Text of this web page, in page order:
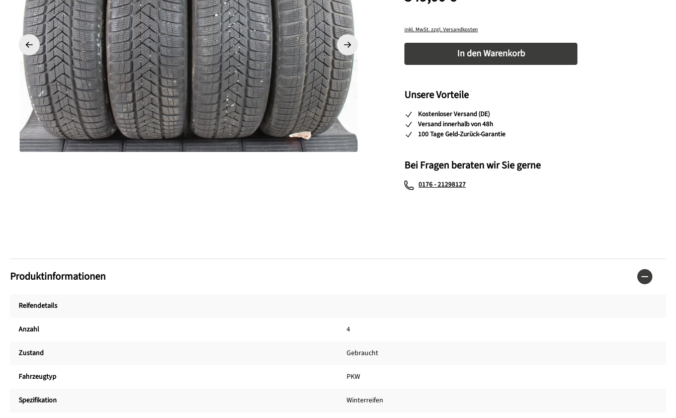
inkl. MwSt. zzgl. Versandkosten
Produkt Anzahl: Gib den gewünschten Wert ein oder
In den Warenkorb
Unsere Vorteile
Kostenloser Versand (DE)
Versand innerhalb von 48h
100 Tage Geld-Zurück-Garantie
Bei Fragen beraten wir Sie gerne
0176 - 21298127
Produktinformationen
Reifendetails
Anzahl 4
Zustand Gebraucht
Fahrzeugtyp PKW
Spezifikation Winterreifen